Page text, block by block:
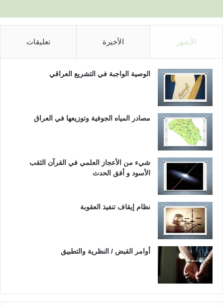
الأشهر الأخيرة تعليقات
الوصية الواجبة في التشريع العراقي
مصادر المياه الجوفية وتوزيعها في العراق
شيء من الأعجاز العلمي في القرآن الثقب
الأسود و أفق الحدث
نظام إيقاف تنفيذ العقوبة
أوامر القبض / النظرية والتطبيق